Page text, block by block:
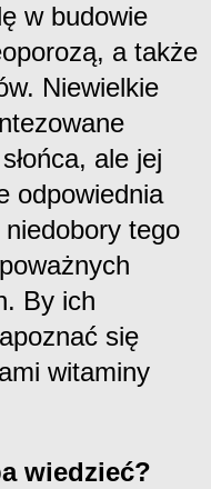
w budowie
a także
Niewielkie
ale jej
odpowiednia
tego
By ich
się
witaminy
wiedzieć?